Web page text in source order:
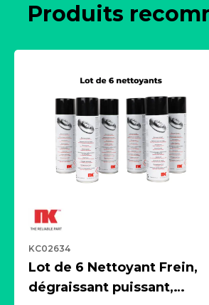
Produits
KC02634
Lot de 6 Nettoyant Frein,
dégraissant puissant,